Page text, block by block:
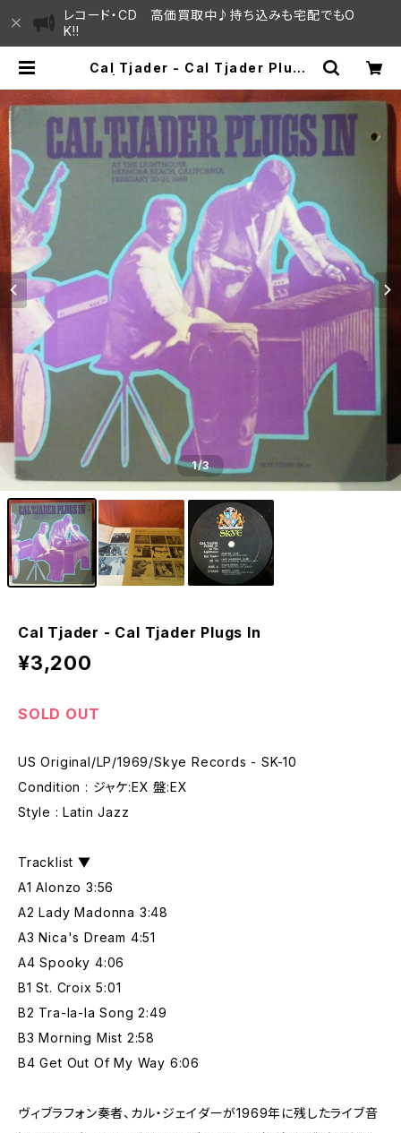
レコード・CD 高価買取中♪持ち込みも宅配でもO
K!!
Cal Tjader - Cal Tjader Plugs
通りからすぐ♫見晴らしの良いレコー
1/3
Cal Tjader - Cal Tjader Plugs In
¥3,200
SOLD OUT
US Original/LP/1969/Skye Records - SK-10
Condition : ジャケ:EX 盤:EX
Style : Latin Jazz
Tracklist ▼
A1 Alonzo 3:56
A2 Lady Madonna 3:48
A3 Nica's Dream 4:51
A4 Spooky 4:06
B1 St. Croix 5:01
B2 Tra-la-la Song 2:49
B3 Morning Mist 2:58
B4 Get Out Of My Way 6:06
ヴィブラフォン奏者、カル・ジェイダーが1969年に残したライブ音